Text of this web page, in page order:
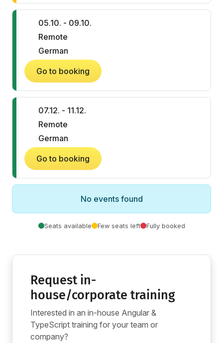
05.10. - 09.10.
Remote
German
Go to booking
07.12. - 11.12.
Remote
German
Go to booking
No events found
Seats available Few seats left Fully booked
Request in-
house/corporate training
Interested in an in-house Angular &
TypeScript training for your team or
company?